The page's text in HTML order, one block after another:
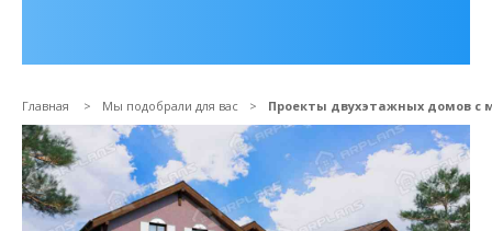
Главная Мы подобрали для вас Проекты двухэтажных домов с
Прикрепить файл